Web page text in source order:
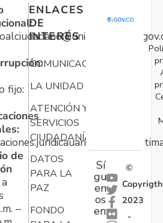
fijo:
de
–
ENLACES
DE
INTERÉS
COMUNICACIONES
LA UNIDAD
ATENCIÓN Y
SERVICIOS
CIUDADANÍA
DATOS
PARA LA
PAZ
FONDO
Sí
gu
en
os
en:
©
Copyrigth
2023
-